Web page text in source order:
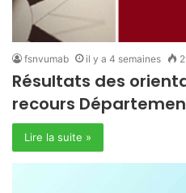
fsnvumab il y a 4 semaines
Résultats des
recours
Lire la suite »